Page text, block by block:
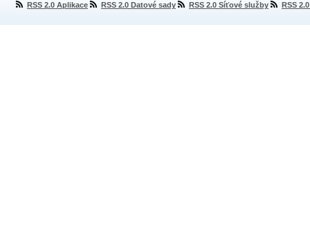
RSS 2.0 Aplikace
RSS 2.0 Datové sady RSS 2.0 Síťové služby RSS